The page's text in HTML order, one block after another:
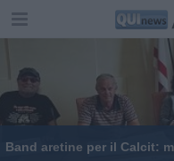
Band aretine per il Calcit: